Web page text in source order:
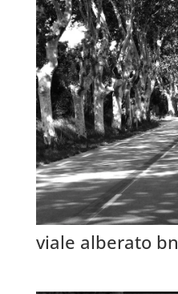
viale alberato bn